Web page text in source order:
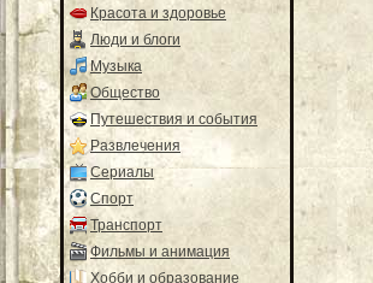
Красота и здоровье
Люди и блоги
Музыка
Общество
Путешествия и события
Развлечения
Сериалы
Спорт
Транспорт
Фильмы и анимация
Хобби и образование